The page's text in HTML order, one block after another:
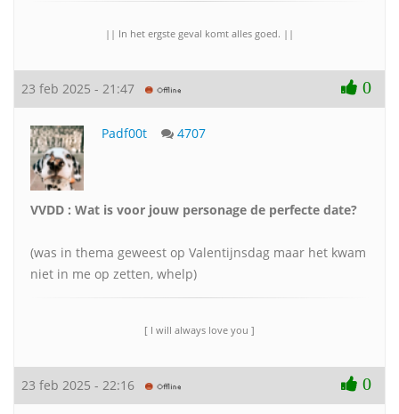
|| In het ergste geval komt alles goed. ||
23 feb 2025 - 21:47 0
Padf00t 4707
VVDD : Wat is voor jouw personage de perfecte date?
(was in thema geweest op Valentijnsdag maar het kwam
niet in me op zetten, whelp)
[ I will always love you ]
23 feb 2025 - 22:16 0